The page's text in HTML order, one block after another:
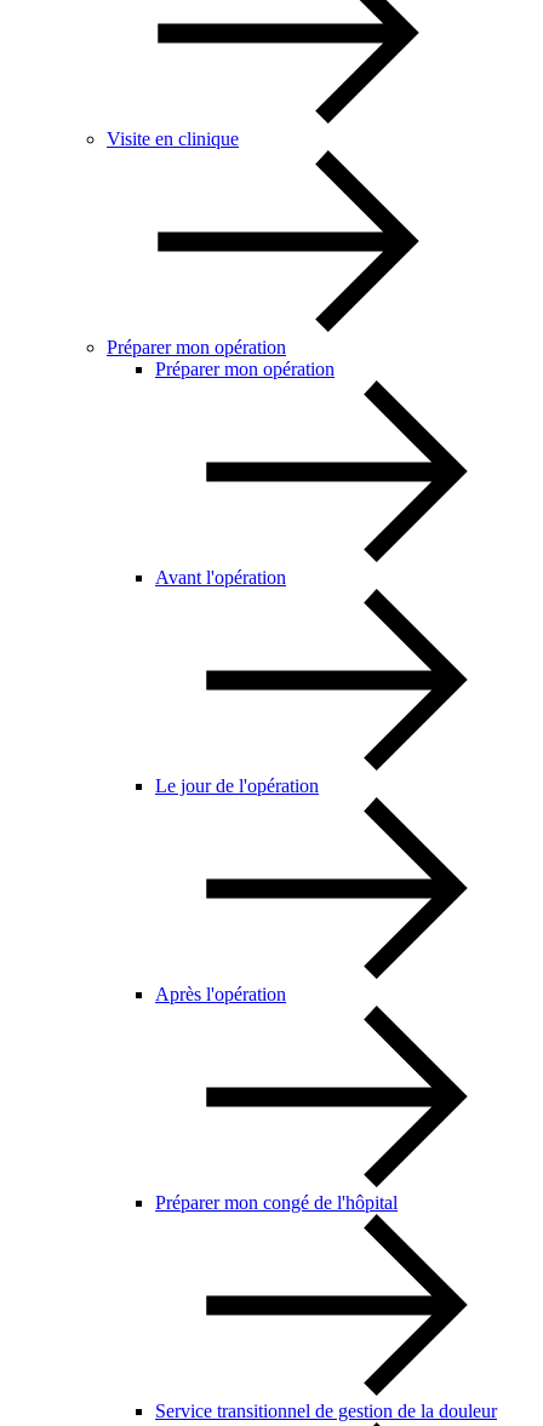
Visite en clinique
Préparer mon opération
Préparer mon opération
Avant l'opération
Le jour de l'opération
Après l'opération
Préparer mon congé de l'hôpital
Service transitionnel de gestion de la douleur